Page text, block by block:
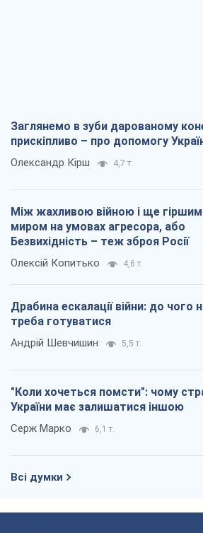
Заглянемо в зуби дарованому
прискіпливо – про допомогу
Олександр Кірш 4,7 т.
Між жахливою війною і ще гіршим
миром на умовах агресора, або
Безвихідність – теж зброя Росії
Олексій Копитько 4,6 т.
Драбина ескалації війни: до чого
треба готуватися
Андрій Шевчишин 5,5 т.
"Коли хочеться помсти": чому
України має залишатися іншою
Серж Марко 6,1 т.
Всі думки